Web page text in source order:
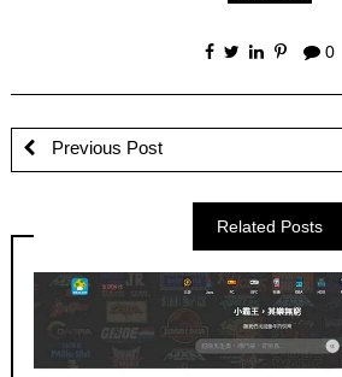
0
Previous Post
Related Posts